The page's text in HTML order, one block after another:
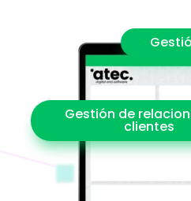
Gestión de
clientes